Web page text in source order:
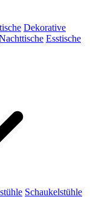
Dekorative
Esstische
Schaukelstühle